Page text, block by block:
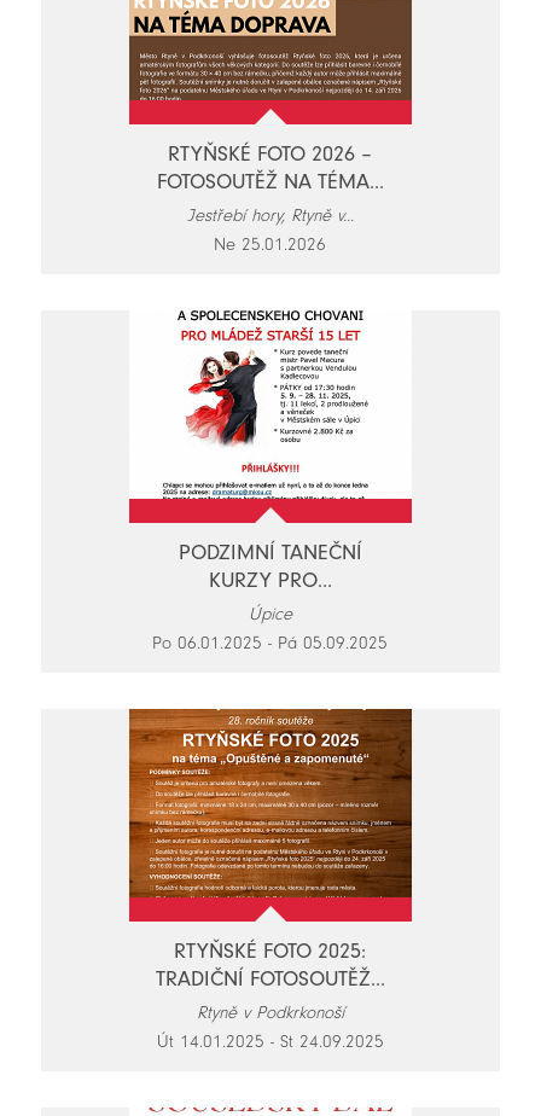
RTYŇSKÉ FOTO 2026 –
FOTOSOUTĚŽ NA TÉMA...
Jestřebí hory, Rtyně v...
Ne 25.01.2026
PODZIMNÍ TANEČNÍ
KURZY PRO...
Úpice
Po 06.01.2025 - Pá 05.09.2025
RTYŇSKÉ FOTO 2025:
TRADIČNÍ FOTOSOUTĚŽ...
Rtyně v Podkrkonoší
Út 14.01.2025 - St 24.09.2025